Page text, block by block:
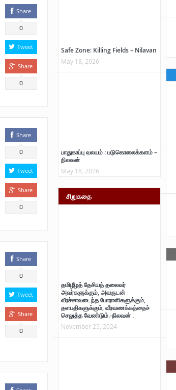
Share
0
Tweet
Share
0
Share
0
Tweet
Share
0
Share
0
Tweet
Share
0
Safe Zone: Killing Fields – Nilavan
May 18, 2026
பாதுகாப்பு வலயம் : படுகொலைக்களம் –
நிலவன்
May 18, 2026
சிறுகதை
தமிழீழத் தேசியத் தலைவர்
அவர்களுக்கும், அவருடன்
வீரச்சாவடைந்த போராளிகளுக்கும்,
தளபதிகளுக்கும், வீரவணக்கத்தைச்
செலுத்த வேண்டும்.-நிலவன் .
November 25, 2024